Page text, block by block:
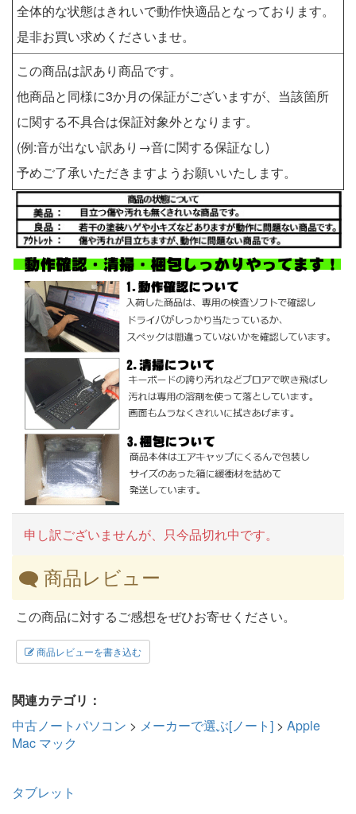
全体的な状態はきれいで動作快適品となっております。
是非お買い求めくださいませ。
この商品は訳あり商品です。
他商品と同様に3か月の保証がございますが、当該箇所
に関する不具合は保証対象外となります。
(例:音が出ない訳あり→音に関する保証なし)
予めご了承いただきますようお願いいたします。
申し訳ございませんが、只今品切れ中です。
商品レビュー
この商品に対するご感想をぜひお寄せください。
商品レビューを書き込む
関連カテゴリ：
中古ノートパソコン > メーカーで選ぶ[ノート] > Apple
Mac マック
タブレット